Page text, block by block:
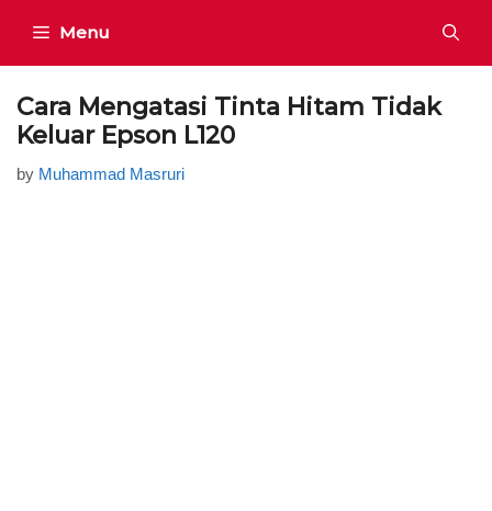
content
Menu
Cara Mengatasi Tinta Hitam Tidak
Keluar Epson L120
by Muhammad Masruri